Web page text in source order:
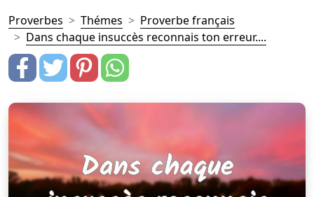
Proverbes Thémes
Proverbe français
Dans chaque insuccès reconnais ton erreur....